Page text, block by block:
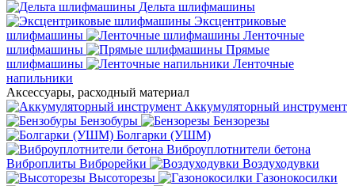
Дельта шлифмашины
Эксцентриковые
шлифмашины
Ленточные
шлифмашины
Прямые
шлифмашины
Ленточные
напильники
Аксессуары, расходный материал
Аккумуляторный инструмент
Бензобуры
Бензорезы
Болгарки (УШМ)
Виброуплотнители бетона
Виброплиты Виброрейки
Воздуходувки
Высоторезы
Газонокосилки